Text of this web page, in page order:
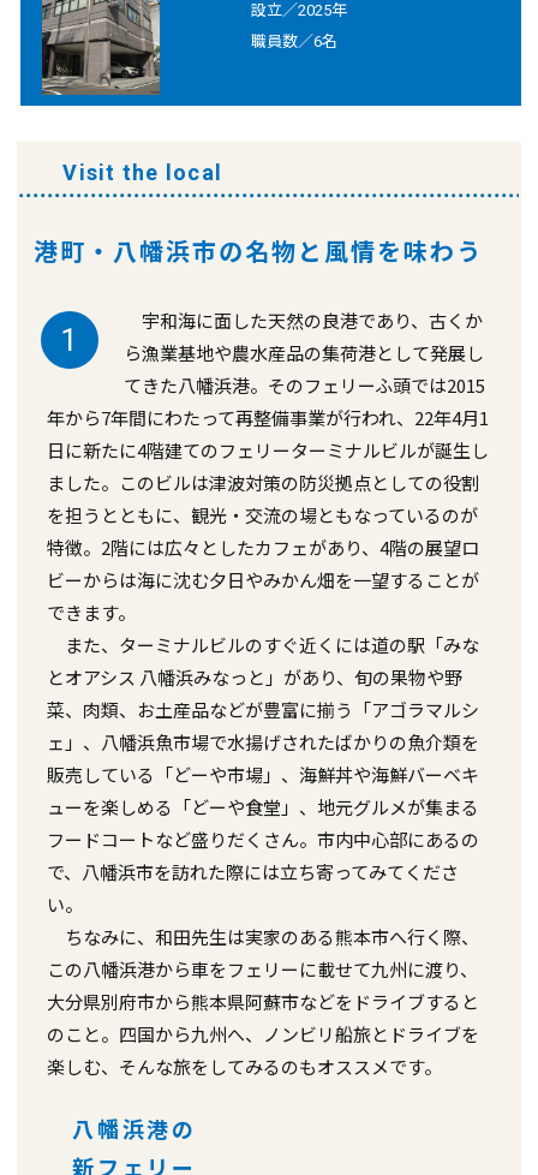
設立／2025年
職員数／6名
Visit the local
港町・八幡浜市の名物と風情を味わう
八幡浜港の
新フェリー
1
宇和海に面した天然の良港であり、古くか
ら漁業基地や農水産品の集荷港として発展し
てきた八幡浜港。そのフェリーふ頭では2015
年から7年間にわたって再整備事業が行われ、22年4月1
日に新たに4階建てのフェリーターミナルビルが誕生し
ました。このビルは津波対策の防災拠点としての役割
を担うとともに、観光・交流の場ともなっているのが
特徴。2階には広々としたカフェがあり、4階の展望ロ
ビーからは海に沈む夕日やみかん畑を一望することが
できます。
また、ターミナルビルのすぐ近くには道の駅「みな
とオアシス 八幡浜みなっと」があり、旬の果物や野
菜、肉類、お土産品などが豊富に揃う「アゴラマルシ
ェ」、八幡浜魚市場で水揚げされたばかりの魚介類を
販売している「どーや市場」、海鮮丼や海鮮バーベキ
ューを楽しめる「どーや食堂」、地元グルメが集まる
フードコートなど盛りだくさん。市内中心部にあるの
で、八幡浜市を訪れた際には立ち寄ってみてくださ
い。
ちなみに、和田先生は実家のある熊本市へ行く際、
この八幡浜港から車をフェリーに載せて九州に渡り、
大分県別府市から熊本県阿蘇市などをドライブすると
のこと。四国から九州へ、ノンビリ船旅とドライブを
楽しむ、そんな旅をしてみるのもオススメです。